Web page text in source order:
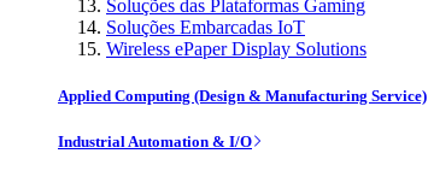
Soluções das Plataformas Gaming
Soluções Embarcadas IoT
Wireless ePaper Display Solutions
Applied Computing (Design & Manufacturing Service)
Industrial Automation & I/O